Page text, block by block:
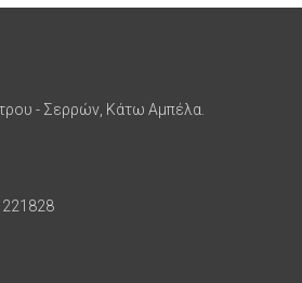
- Σερρών, Κάτω Αμπέλα.
221828